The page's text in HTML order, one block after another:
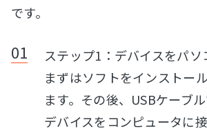
です。
ステップ1：デバイスをパ
まずはソフトをインストー
ます。その後、USBケーブ
デバイスをコンピュータに